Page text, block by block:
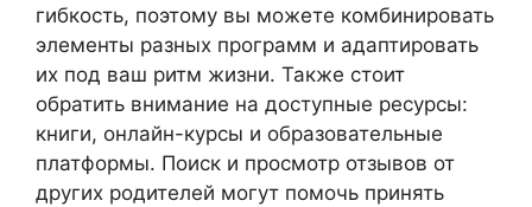
гибкость, поэтому вы можете комбинировать
элементы разных программ и адаптировать
их под ваш ритм жизни. Также стоит
обратить внимание на доступные ресурсы:
книги, онлайн-курсы и образовательные
платформы. Поиск и просмотр отзывов от
других родителей могут помочь принять